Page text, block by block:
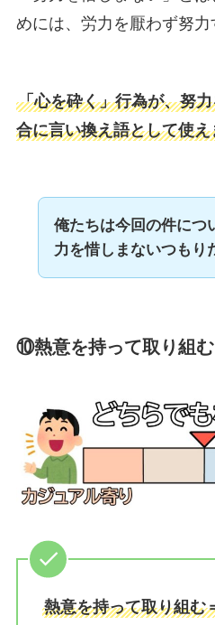
めには、労力を厭わず努力
「心を砕く」行為が、努
合に言い換え語として使え
俺たちは今回の件につ
力を惜しまないつもり
⑩熱意を持って取り組む
熱意を持って取り組む